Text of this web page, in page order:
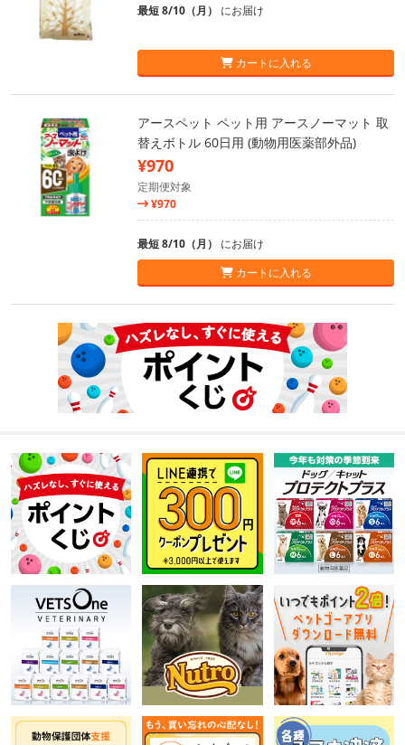
最短 8/10（月） にお届け
カートに入れる
アースペット ペット用 アースノーマット 取
替えボトル 60日用 (動物用医薬部外品)
¥970
定期便対象
¥970
最短 8/10（月） にお届け
カートに入れる